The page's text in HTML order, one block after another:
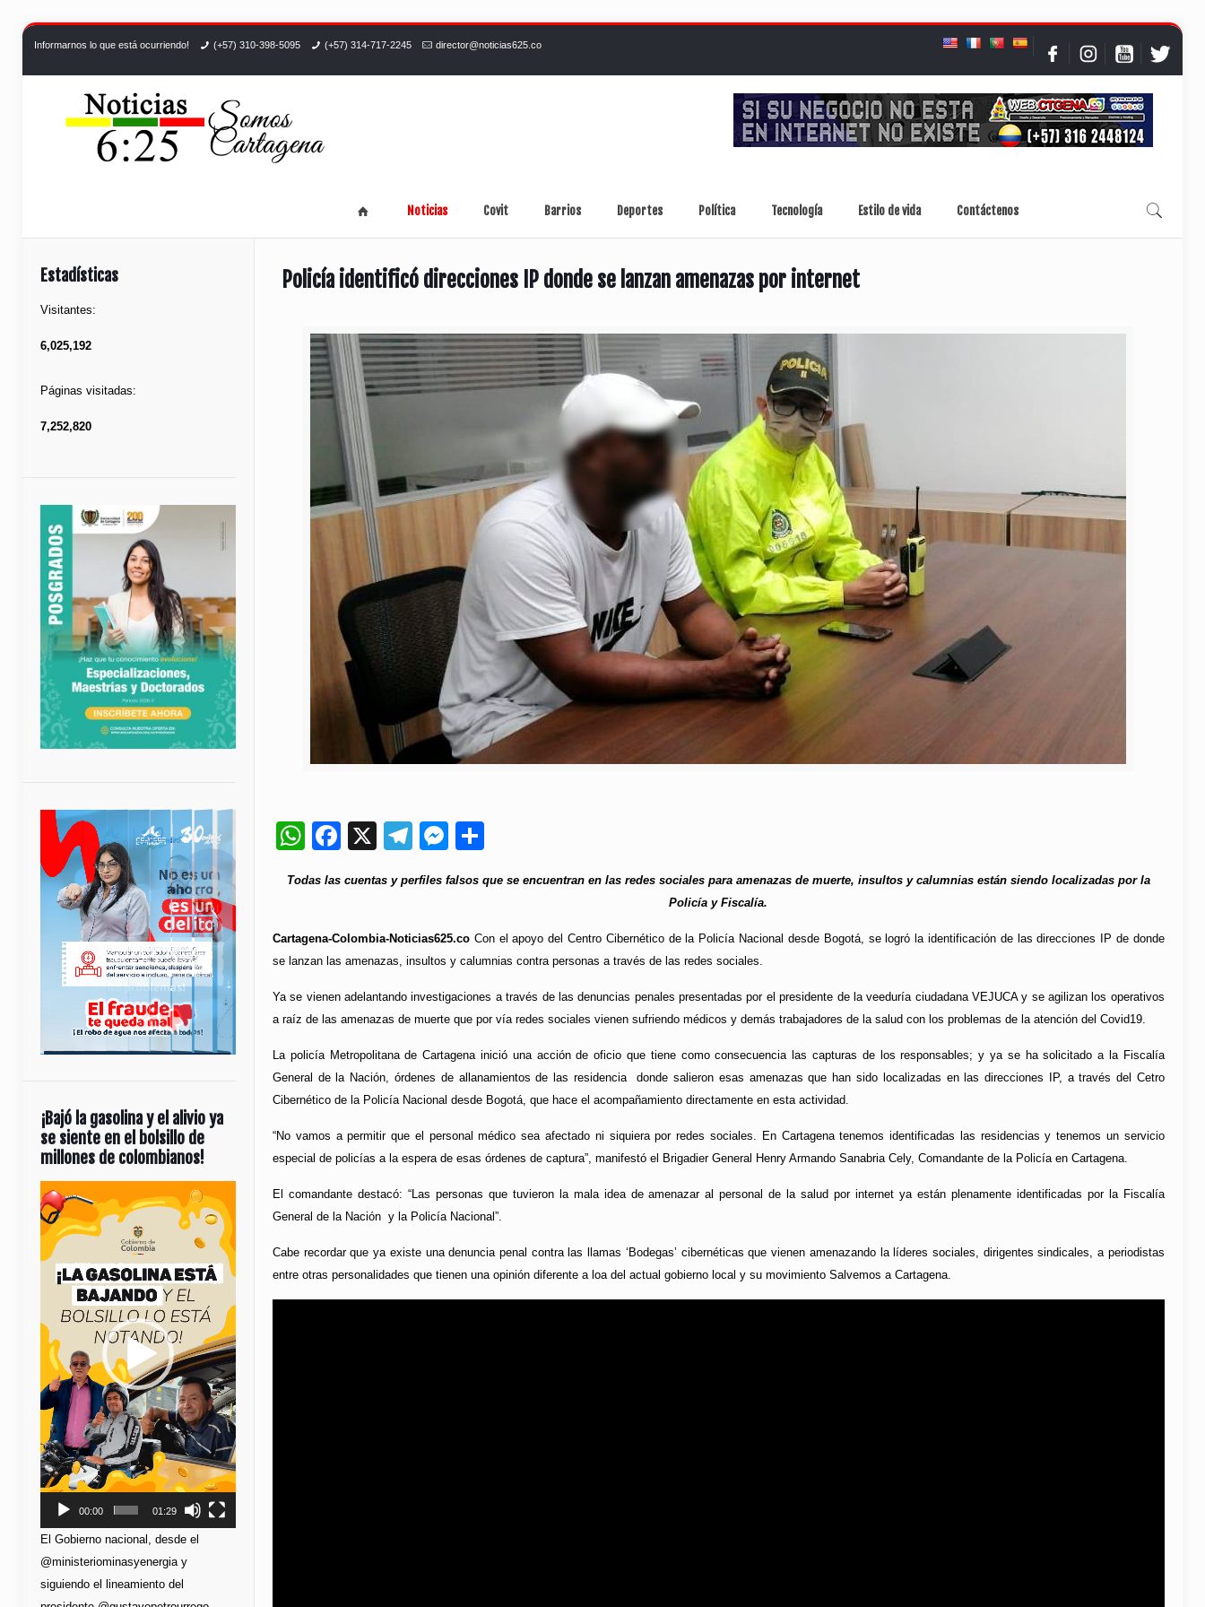
Informarnos lo que está ocurriendo! (+57) 310-398-5095 (+57) 314-717-2245 director@noticias625.co
Noticias Covit Barrios Deportes Política Tecnología Estilo de vida Contáctenos
Policía identificó direcciones IP donde se lanzan amenazas por internet
WhatsApp
Facebook
X Telegram
Messenger
Todas las cuentas y perfiles falsos que se encuentran en las redes sociales para amenazas de muerte, insultos y calumnias están siendo localizadas por la
Policía y Fiscalía.
Cartagena-Colombia-Noticias625.co Con el apoyo del Centro Cibernético de la Policía Nacional desde Bogotá, se logró la identificación de las direcciones IP de donde
se lanzan las amenazas, insultos y calumnias contra personas a través de las redes sociales.
Ya se vienen adelantando investigaciones a través de las denuncias penales presentadas por el presidente de la veeduría ciudadana VEJUCA y se agilizan los operativos
a raíz de las amenazas de muerte que por vía redes sociales vienen sufriendo médicos y demás trabajadores de la salud con los problemas de la atención del Covid19.
La policía Metropolitana de Cartagena inició una acción de oficio que tiene como consecuencia las capturas de los responsables; y ya se ha solicitado a la Fiscalía
General de la Nación, órdenes de allanamientos de las residencia donde salieron esas amenazas que han sido localizadas en las direcciones IP, a través del Cetro
Cibernético de la Policía Nacional desde Bogotá, que hace el acompañamiento directamente en esta actividad.
“No vamos a permitir que el personal médico sea afectado ni siquiera por redes sociales. En Cartagena tenemos identificadas las residencias y tenemos un servicio
especial de policías a la espera de esas órdenes de captura”, manifestó el Brigadier General Henry Armando Sanabria Cely, Comandante de la Policía en Cartagena.
El comandante destacó: “Las personas que tuvieron la mala idea de amenazar al personal de la salud por internet ya están plenamente identificadas por la Fiscalía
General de la Nación y la Policía Nacional”.
Cabe recordar que ya existe una denuncia penal contra las llamas ‘Bodegas’ cibernéticas que vienen amenazando la líderes sociales, dirigentes sindicales, a periodistas
entre otras personalidades que tienen una opinión diferente a loa del actual gobierno local y su movimiento Salvemos a Cartagena.
Estadísticas
Visitantes:
6,025,192
Páginas visitadas:
7,252,820
¡Bajó la gasolina y el alivio ya
se siente en el bolsillo de
millones de colombianos!
Reproductor
de
vídeo
00:00 01:29
El Gobierno nacional, desde el
@ministeriominasyenergia y
siguiendo el lineamiento del